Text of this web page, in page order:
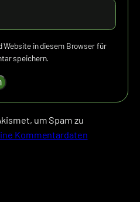
Website in diesem Browser für
speichern.
um Spam zu
Kommentardaten